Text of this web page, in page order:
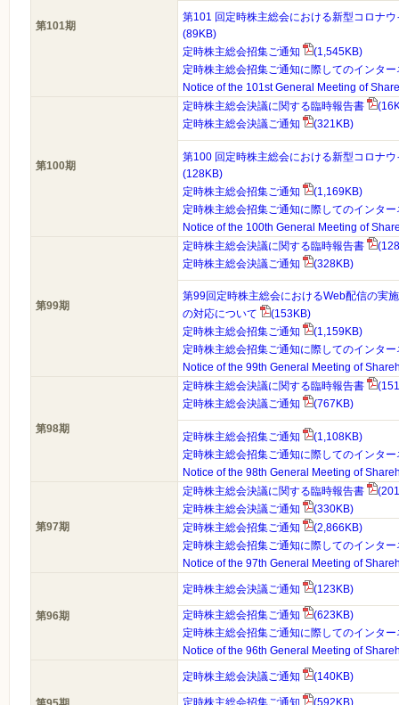
第101期
第101 回定時株主総会における新型コロナ
(89KB)
定時株主総会招集ご通知
(1,545KB)
定時株主総会招集ご通知に際してのインタ
Notice of the 101st General Meeting of
第100期
定時株主総会決議に関する臨時報告書
定時株主総会決議ご通知
(321KB)
第100 回定時株主総会における新型コロナ
(128KB)
定時株主総会招集ご通知
(1,169KB)
定時株主総会招集ご通知に際してのインタ
Notice of the 100th General Meeting of
第99期
定時株主総会決議に関する臨時報告書
定時株主総会決議ご通知
(328KB)
第99回定時株主総会におけるWeb配信の実
の対応について
(153KB)
定時株主総会招集ご通知
(1,159KB)
定時株主総会招集ご通知に際してのインタ
Notice of the 99th General Meeting of
第98期
定時株主総会決議に関する臨時報告書
定時株主総会決議ご通知
(767KB)
定時株主総会招集ご通知
(1,108KB)
定時株主総会招集ご通知に際してのインタ
Notice of the 98th General Meeting of
第97期
定時株主総会決議に関する臨時報告書
定時株主総会決議ご通知
(330KB)
定時株主総会招集ご通知
(2,866KB)
定時株主総会招集ご通知に際してのインタ
Notice of the 97th General Meeting of
第96期
定時株主総会決議ご通知 (123KB)
定時株主総会招集ご通知
(623KB)
定時株主総会招集ご通知に際してのインタ
Notice of the 96th General Meeting of
定時株主総会決議ご通知 (140KB)
定時株主総会招集ご通知
(592KB)